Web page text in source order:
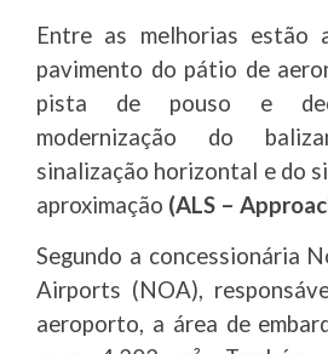
Entre as melhorias estão
pavimento do pátio de
pista de pouso e
modernização do
sinalização horizontal e do
aproximação (ALS –
Segundo a concessionária
Airports (NOA),
aeroporto, a área de